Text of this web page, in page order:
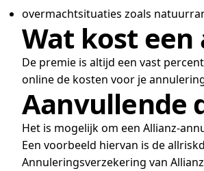
overmachtsituaties zoals
Wat kost
De premie is altijd een vast
online de kosten voor je
Aanvullende
Het is mogelijk om een Allianz-
Een voorbeeld hiervan is de
Annuleringsverzekering van